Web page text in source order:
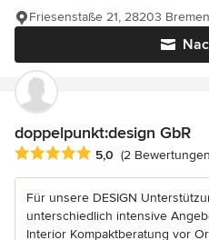
Friesenstaße 21, 28203 Bremen
doppelpunkt:design GbR
Durchschnittliche Bewertung:
5,0 (2
Für unsere DESIGN
unterschiedlich intensive
Interior Kompaktberatung vor